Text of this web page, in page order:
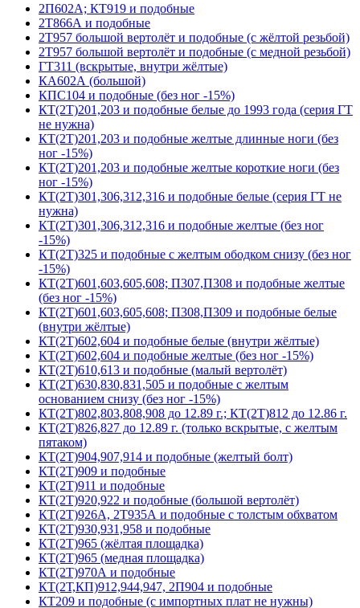
2П602А; КТ919 и подобные
2Т866А и подобные
2Т957 большой вертолёт и подобные (с жёлтой резьбой)
2Т957 большой вертолёт и подобные (с медной резьбой)
ГТ311 (вскрытые, внутри жёлтые)
КА602А (большой)
КПС104 и подобные (без ног -15%)
КТ(2Т)201,203 и подобные белые до 1993 года (серия ГТ
не нужна)
КТ(2Т)201,203 и подобные желтые длинные ноги (без
ног -15%)
КТ(2Т)201,203 и подобные желтые короткие ноги (без
ног -15%)
КТ(2Т)301,306,312,316 и подобные белые (серия ГТ не
нужна)
КТ(2Т)301,306,312,316 и подобные желтые (без ног
-15%)
КТ(2Т)325 и подобные с желтым ободком снизу (без ног
-15%)
КТ(2Т)601,603,605,608; П307,П308 и подобные желтые
(без ног -15%)
КТ(2Т)601,603,605,608; П308,П309 и подобные белые
(внутри жёлтые)
КТ(2Т)602,604 и подобные белые (внутри жёлтые)
КТ(2Т)602,604 и подобные желтые (без ног -15%)
КТ(2Т)610,613 и подобные (малый вертолёт)
КТ(2Т)630,830,831,505 и подобные с желтым
основанием снизу (без ног -15%)
КТ(2Т)802,803,808,908 до 12.89 г.; КТ(2Т)812 до 12.86 г.
КТ(2Т)826,827 до 12.89 г. (только вскрытые, с желтым
пятаком)
КТ(2Т)904,907,914 и подобные (желтый болт)
КТ(2Т)909 и подобные
КТ(2Т)911 и подобные
КТ(2Т)920,922 и подобные (большой вертолёт)
КТ(2Т)926А, 2Т935А и подобные с толстым обхватом
КТ(2Т)930,931,958 и подобные
КТ(2Т)965 (жёлтая площадка)
КТ(2Т)965 (медная площадка)
КТ(2Т)970А и подобные
КТ(2Т,КП)912,944,947, 2П904 и подобные
КТ209 и подобные (с импортных плат не нужны)